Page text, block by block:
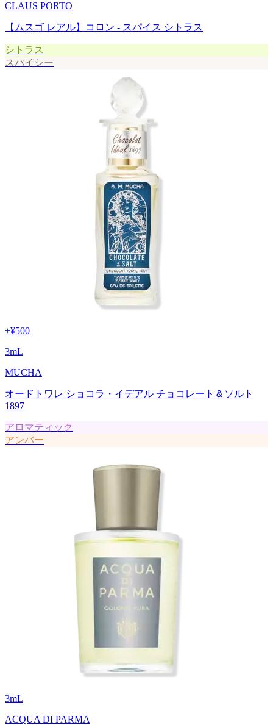
CLAUS PORTO
【ムスゴ レアル】コロン - スパイス シトラス
シトラス
スパイシー
+¥500
3mL
MUCHA
オードトワレ ショコラ・イデアル チョコレート＆ソルト
1897
アロマティック
アンバー
3mL
ACQUA DI PARMA